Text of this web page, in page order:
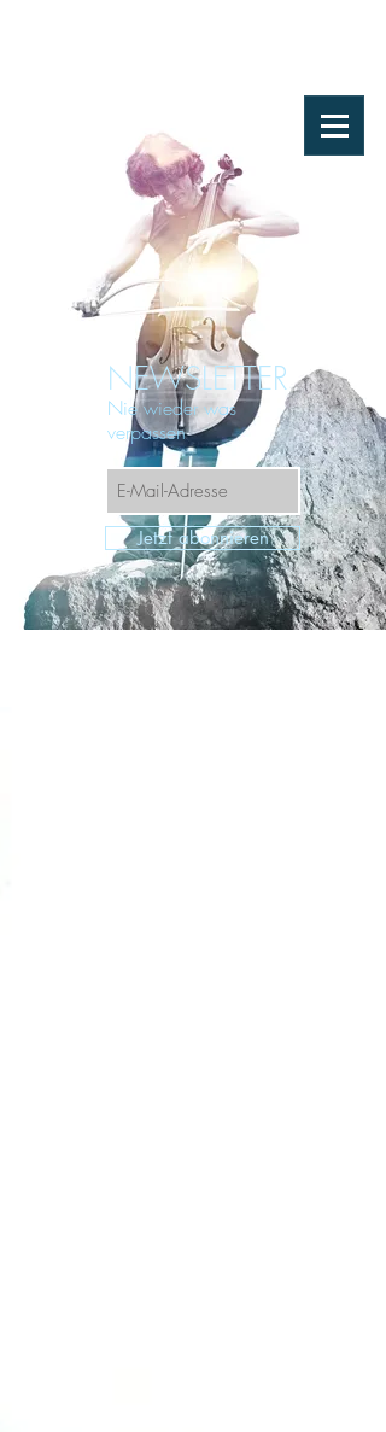
NEWSLETTER
Nie wieder was
verpassen
Jetzt abonnieren